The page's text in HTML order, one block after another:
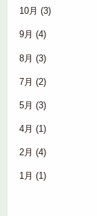
10月 (3)
9月 (4)
8月 (3)
7月 (2)
5月 (3)
4月 (1)
2月 (4)
1月 (1)